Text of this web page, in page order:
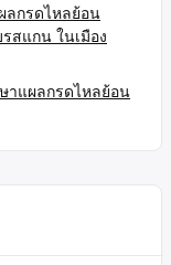
ลกรดไหลย้อน
สแกน ในเมือง
าแผลกรดไหลย้อน